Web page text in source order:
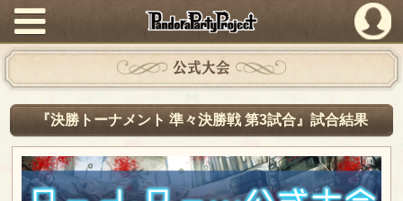
PandoraPartyProject
公式大会
『決勝トーナメント 準々決勝戦 第3試合』試合結果